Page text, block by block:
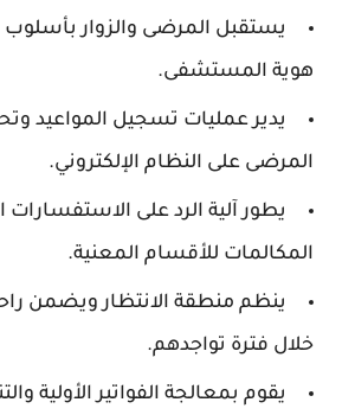
يستقبل المرضى والزوار
هوية المستشفى.
يدير عمليات تسجيل المواعيد
المرضى على النظام الإلكتروني.
يطور آلية الرد على الاستفسارات
المكالمات للأقسام المعنية.
ينظم منطقة الانتظار ويضمن
خلال فترة تواجدهم.
يقوم بمعالجة الفواتير الأولية